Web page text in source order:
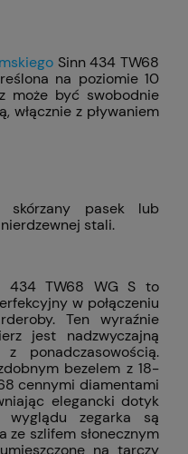
Sinn 434 TW68
na poziomie 10
może być swobodnie
włącznie z pływaniem
skórzany pasek lub
stali.
434 TW68 WG S to
w połączeniu
Ten wyraźnie
jest nadzwyczajną
ponadczasowością.
bezelem z 18-
cennymi diamentami
elegancki dotyk
wyglądu zegarka są
ze szlifem słonecznym
na tarczy